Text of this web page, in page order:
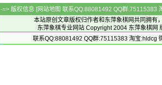
-=> 版权信息 [网站地图 联系QQ:88081492 QQ群:75115383
本站原创文章版权归作者和 东萍象棋网共同拥有
东萍象棋专业网站 Copyright 2004 东萍象棋网
联系QQ:88081492 QQ群:75115383 淘宝:hldcg